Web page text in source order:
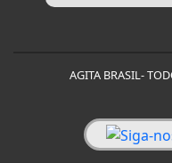
AGITA BRASIL-